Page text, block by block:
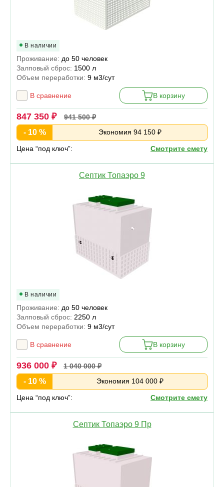
В наличии
Проживание: до 50 человек
Залповый сброс: 1500 л
Объем переработки: 9 м3/сут
В сравнение В корзину
847 350 ₽ 941 500 ₽
- 10 % Экономия 94 150 ₽
Цена “под ключ”: Смотрите смету
Септик Топаэро 9
В наличии
Проживание: до 50 человек
Залповый сброс: 2250 л
Объем переработки: 9 м3/сут
В сравнение В корзину
936 000 ₽ 1 040 000 ₽
- 10 % Экономия 104 000 ₽
Цена “под ключ”: Смотрите смету
Септик Топаэро 9 Пр